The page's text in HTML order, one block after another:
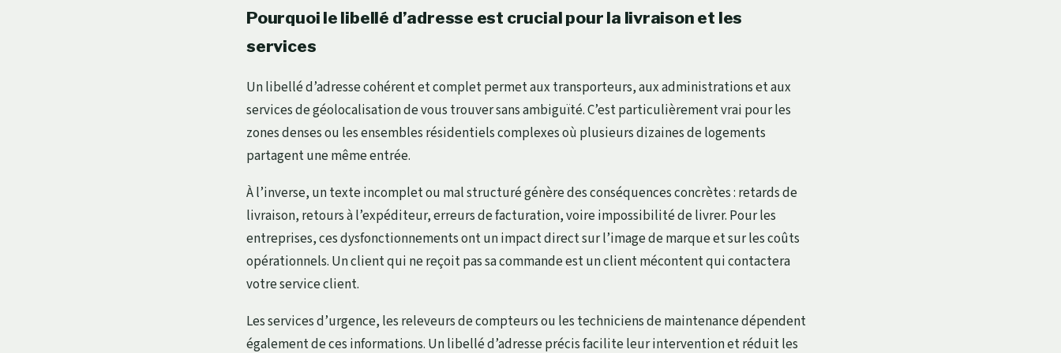
Pourquoi le libellé d’adresse est crucial pour la livraison et les
services
Un libellé d’adresse cohérent et complet permet aux transporteurs, aux administrations et aux
services de géolocalisation de vous trouver sans ambiguïté. C’est particulièrement vrai pour les
zones denses ou les ensembles résidentiels complexes où plusieurs dizaines de logements
partagent une même entrée.
À l’inverse, un texte incomplet ou mal structuré génère des conséquences concrètes : retards de
livraison, retours à l’expéditeur, erreurs de facturation, voire impossibilité de livrer. Pour les
entreprises, ces dysfonctionnements ont un impact direct sur l’image de marque et sur les coûts
opérationnels. Un client qui ne reçoit pas sa commande est un client mécontent qui contactera
votre service client.
Les services d’urgence, les releveurs de compteurs ou les techniciens de maintenance dépendent
également de ces informations. Un libellé d’adresse précis facilite leur intervention et réduit les